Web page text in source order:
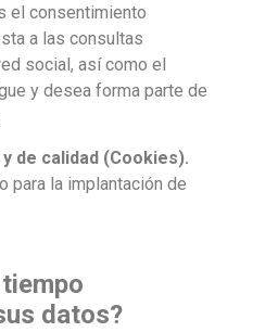
el consentimiento
a las consultas
social, así como el
y desea forma parte de
de calidad (Cookies).
para la implantación de
datos?